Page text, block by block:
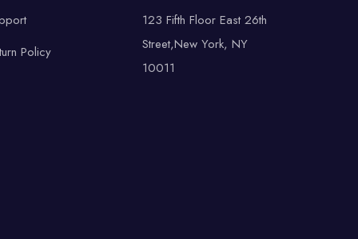
Policy
123 Fifth Floor East 26th
Street,New York, NY
10011